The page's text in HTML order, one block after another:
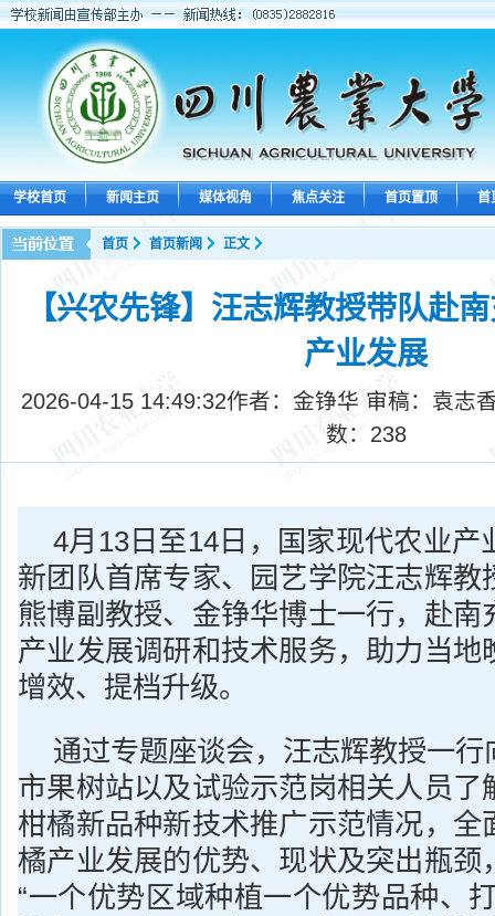
学校首页 新闻主页 媒体视角 焦点关注 首页置顶 首
首页 首页新闻 正文
【兴农先锋】汪志辉教授带队赴
产业发展
2026-04-15 14:49:32作者：金铮华 审稿：袁志
数： 238
4月13日至14日，国家现代农业产
新团队首席专家、园艺学院汪志辉教
熊博副教授、金铮华博士一行，赴南
产业发展调研和技术服务，助力当地
增效、提档升级。
通过专题座谈会，汪志辉教授一
市果树站以及试验示范岗相关人员了
柑橘新品种新技术推广示范情况，全
橘产业发展的优势、现状及突出瓶颈
“一个优势区域种植一个优势品种、